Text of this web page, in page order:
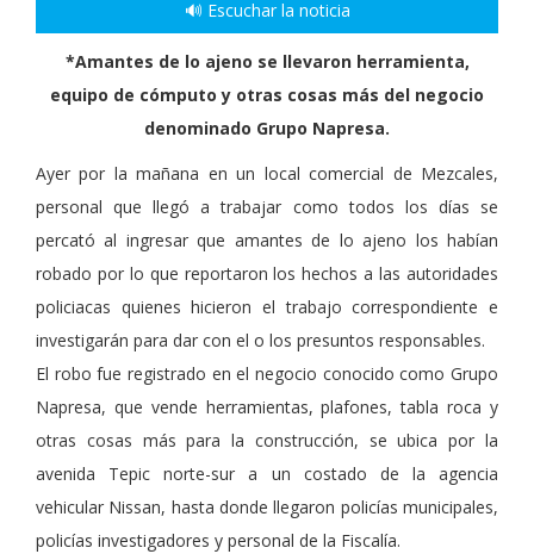
🔊 Escuchar la noticia
*Amantes de lo ajeno se llevaron herramienta,
equipo de cómputo y otras cosas más del negocio
denominado Grupo Napresa.
Ayer por la mañana en un local comercial de Mezcales,
personal que llegó a trabajar como todos los días se
percató al ingresar que amantes de lo ajeno los habían
robado por lo que reportaron los hechos a las autoridades
policiacas quienes hicieron el trabajo correspondiente e
investigarán para dar con el o los presuntos responsables.
El robo fue registrado en el negocio conocido como Grupo
Napresa, que vende herramientas, plafones, tabla roca y
otras cosas más para la construcción, se ubica por la
avenida Tepic norte-sur a un costado de la agencia
vehicular Nissan, hasta donde llegaron policías municipales,
policías investigadores y personal de la Fiscalía.